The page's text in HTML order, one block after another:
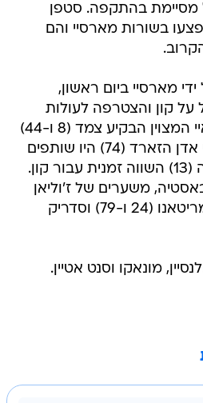
מסיימת בהתקפה. סטפן
בשורות מארסיי והם
מארסיי ביום ראשון,
עם 1:4 קליל על קון והצטרפה לעולות
לרבע הגמר. יוהאן קבאיי המצוין הבקיע צמד (8 ו-44)
וגם ז'רביניו (53) והבלגי אדן הזארד (74) היו שותפים
לחגיגה. סמבהו יטבארה (13) השווה זמנית עבור קון.
0:4 את באסטיה, משערים של ז'וליאן
קרסיה (8), פרדריק סמריטאנו (24 ו-79) וסדריק
מונאקו וסנט אטיין.